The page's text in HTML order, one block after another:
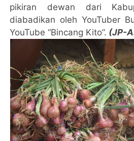
pikiran dewan dari
diabadikan oleh YouTuber
YouTube “Bincang Kito”. (JP-